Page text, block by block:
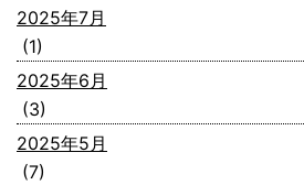
2025年7月
(1)
2025年6月
(3)
2025年5月
(7)